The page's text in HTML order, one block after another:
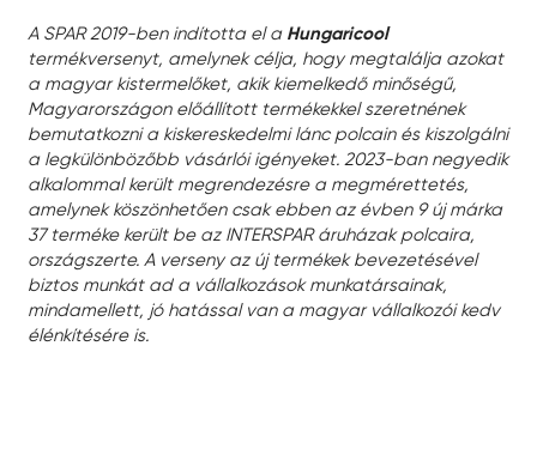
A SPAR 2019-ben indította el a Hungaricool
termékversenyt, amelynek célja, hogy megtalálja azokat
a magyar kistermelőket, akik kiemelkedő minőségű,
Magyarországon előállított termékekkel szeretnének
bemutatkozni a kiskereskedelmi lánc polcain és kiszolgálni
a legkülönbözőbb vásárlói igényeket. 2023-ban negyedik
alkalommal került megrendezésre a megmérettetés,
amelynek köszönhetően csak ebben az évben 9 új márka
37 terméke került be az INTERSPAR áruházak polcaira,
országszerte. A verseny az új termékek bevezetésével
biztos munkát ad a vállalkozások munkatársainak,
mindamellett, jó hatással van a magyar vállalkozói kedv
élénkítésére is.